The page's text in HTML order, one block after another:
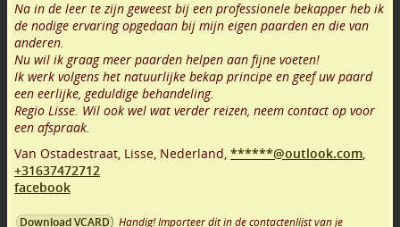
Na in de leer te zijn geweest bij een professionele bekapper heb ik
de nodige ervaring opgedaan bij mijn eigen paarden en die van
anderen.
Nu wil ik graag meer paarden helpen aan fijne voeten!
Ik werk volgens het natuurlijke bekap principe en geef uw paard
een eerlijke, geduldige behandeling.
Regio Lisse. Wil ook wel wat verder reizen, neem contact op voor
een afspraak.
Van Ostadestraat, Lisse, Nederland, ******@outlook.com,
+31637472712
facebook
Download VCARD Handig! Importeer dit in de contactenlijst van je